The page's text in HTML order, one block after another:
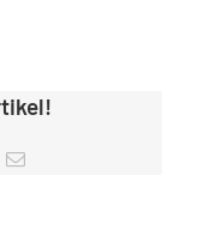
E-